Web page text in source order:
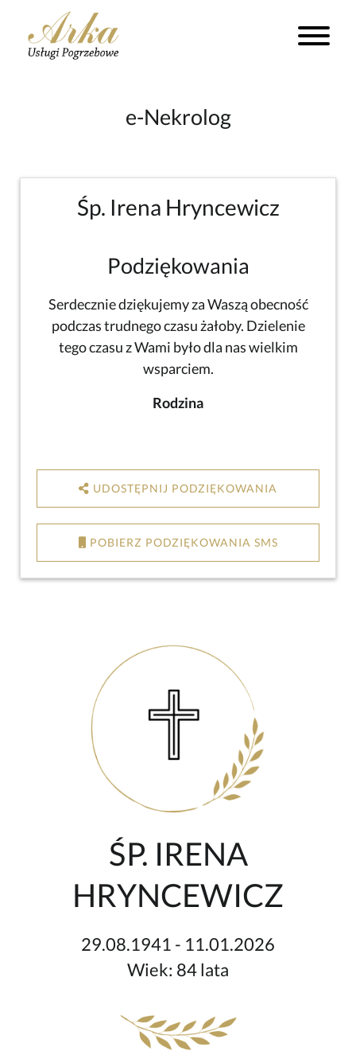
e-Nekrolog
Śp. Irena Hryncewicz
Podziękowania
Serdecznie dziękujemy za Waszą obecność
podczas trudnego czasu żałoby. Dzielenie
tego czasu z Wami było dla nas wielkim
wsparciem.
Rodzina
UDOSTĘPNIJ PODZIĘKOWANIA
POBIERZ PODZIĘKOWANIA SMS
ŚP. IRENA
HRYNCEWICZ
29.08.1941 - 11.01.2026
Wiek: 84 lata